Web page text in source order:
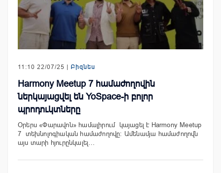
11:10 22/07/25 | Բիզնես
Harmony Meetup 7 համաժողովին
ներկայացվել են YoSpace-ի բոլոր
պրոդուկտները
Օրերս «Փարավոն» համալիրում կայացել է Harmony Meetup
7 տեխնոլոգիական համաժողովը։ Ամենամյա համաժողովն
այս տարի հյուրընկալել…